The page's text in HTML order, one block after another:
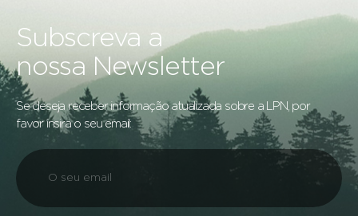
Subscreva a
nossa Newsletter
Se deseja receber informação atualizada sobre a LPN, por
favor insira o seu email: